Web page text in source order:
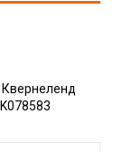
Квернеленд